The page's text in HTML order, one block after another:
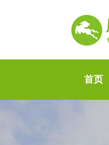
首页